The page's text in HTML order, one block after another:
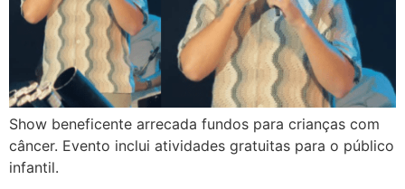
Show beneficente arrecada fundos para crianças com
câncer. Evento inclui atividades gratuitas para o público
infantil.